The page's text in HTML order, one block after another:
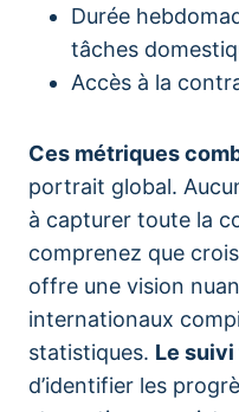
Durée
tâches
Accès à la
Ces métriques
portrait global.
à capturer toute la
comprenez que
offre une vision
internationaux
statistiques. Le
d’identifier les